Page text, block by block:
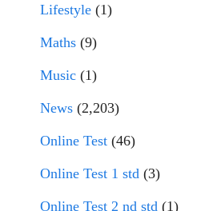
Lifestyle (1)
Maths (9)
Music (1)
News (2,203)
Online Test (46)
Online Test 1 std (3)
Online Test 2 nd std (1)